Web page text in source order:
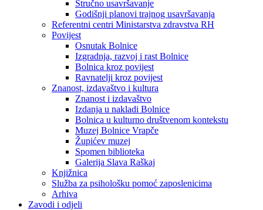
Stručno usavršavanje
Godišnji planovi trajnog usavršavanja
Referentni centri Ministarstva zdravstva RH
Povijest
Osnutak Bolnice
Izgradnja, razvoj i rast Bolnice
Bolnica kroz povijest
Ravnatelji kroz povijest
Znanost, izdavaštvo i kultura
Znanost i izdavaštvo
Izdanja u nakladi Bolnice
Bolnica u kulturno društvenom kontekstu
Muzej Bolnice Vrapče
Župićev muzej
Spomen biblioteka
Galerija Slava Raškaj
Knjižnica
Služba za psihološku pomoć zaposlenicima
Arhiva
Zavodi i odjeli